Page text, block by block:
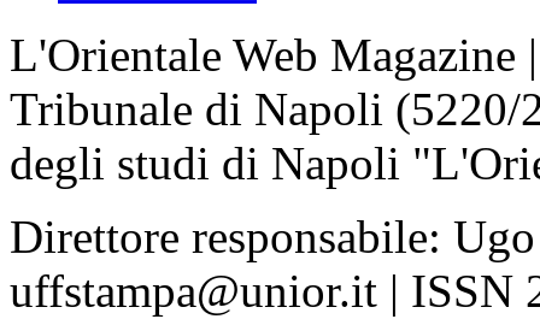
L'Orientale Web Magazine
Tribunale di Napoli
degli studi di Napoli
Direttore responsabile:
uffstampa@unior.it | ISSN